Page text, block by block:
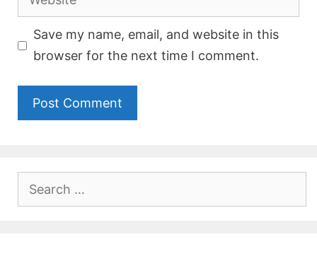
Save my name, email, and website in this
browser for the next time I comment.
Search
for: